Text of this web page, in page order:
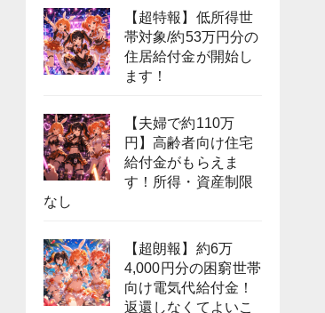
【超特報】低所得世
帯対象/約53万円分の
住居給付金が開始し
ます！
【夫婦で約110万
円】高齢者向け住宅
給付金がもらえま
す！所得・資産制限
なし
【超朗報】約6万
4,000円分の困窮世帯
向け電気代給付金！
返還しなくてよいこ